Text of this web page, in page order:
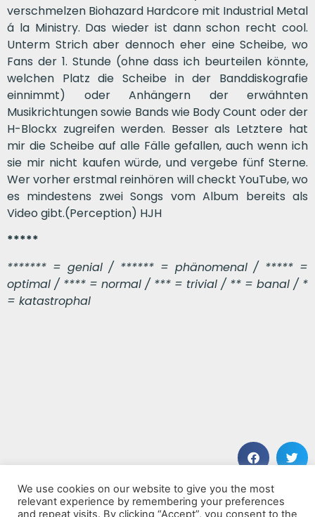
verschmelzen Biohazard Hardcore mit Industrial Metal
á la Ministry. Das wieder ist dann schon recht cool.
Unterm Strich aber dennoch eher eine Scheibe, wo
Fans der 1. Stunde (ohne dass ich beurteilen könnte,
welchen Platz die Scheibe in der Banddiskografie
einnimmt) oder Anhängern der erwähnten
Musikrichtungen sowie Bands wie Body Count oder der
H-Blockx zugreifen werden. Besser als Letztere hat
mir die Scheibe auf alle Fälle gefallen, auch wenn ich
sie mir nicht kaufen würde, und vergebe fünf Sterne.
Wer vorher erstmal reinhören will checkt YouTube, wo
es mindestens zwei Songs vom Album bereits als
Video gibt.(Perception) HJH
*****
******* = genial / ****** = phänomenal / ***** =
optimal / **** = normal / *** = trivial / ** = banal / *
= katastrophal
VORHERIGER BEITRAG
Mosquito
NÄCHSTER BEITRAG
To Whom This May Concern
We use cookies on our website to give you the most
relevant experience by remembering your preferences
and repeat visits. By clicking “Accept”, you consent to the